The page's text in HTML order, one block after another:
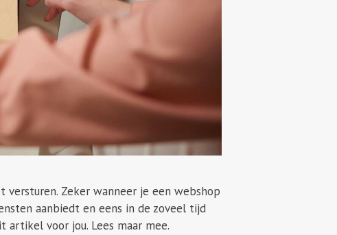
Zeker wanneer je een webshop
aanbiedt en eens in de zoveel tijd
voor jou. Lees maar mee.